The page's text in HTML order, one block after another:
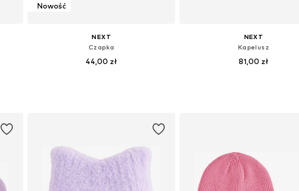
Nowość
NEXT
Czapka
44,00 zł
NEXT
Kapelusz
81,00 zł